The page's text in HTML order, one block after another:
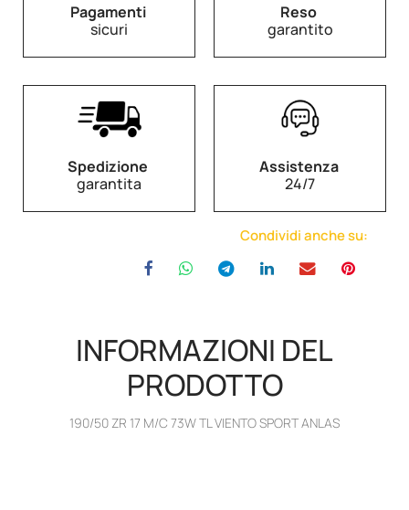
Pagamenti
sicuri
Reso
garantito
Spedizione
garantita
Assistenza
24/7
Condividi anche su:
INFORMAZIONI DEL
PRODOTTO
190/50 ZR 17 M/C 73W TL VIENTO SPORT ANLAS